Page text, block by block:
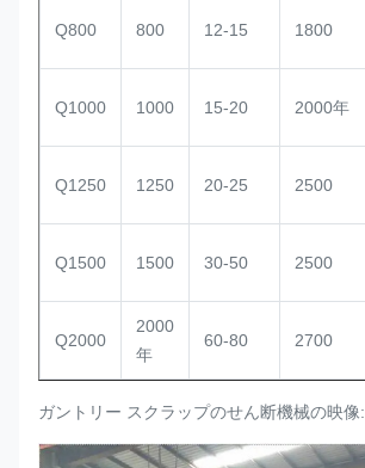
Q800 800 12-15 1800
Q1000 1000 15-20 2000年
Q1250 1250 20-25 2500
Q1500 1500 30-50 2500
Q2000
2000
年
60-80 2700
ガントリー スクラップのせん断機械の映像: